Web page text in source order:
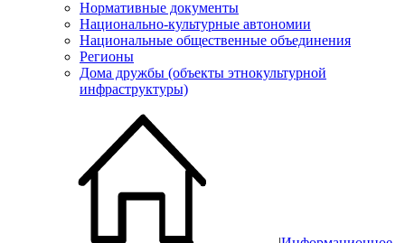
Нормативные документы
Национально-культурные автономии
Национальные общественные объединения
Регионы
Дома дружбы (объекты этнокультурной
инфраструктуры)